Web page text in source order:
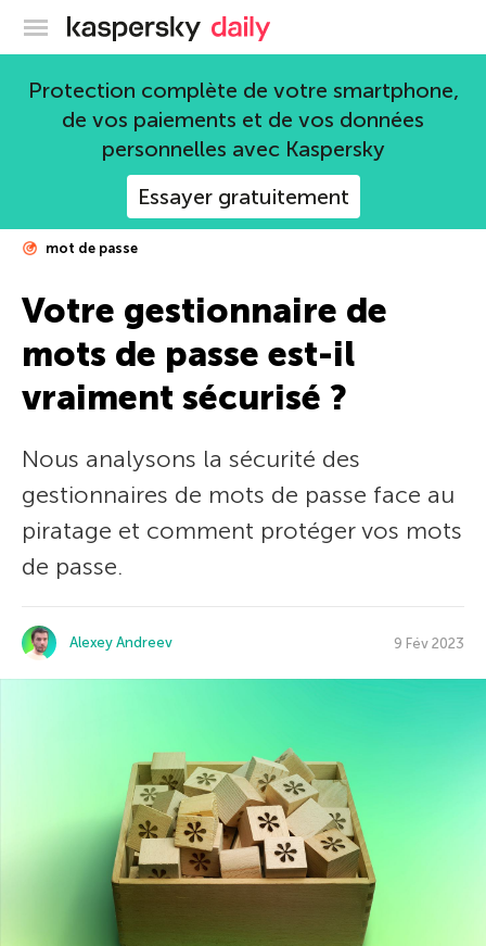
Blog officiel de Kaspersky
Protection complète de votre smartphone,
de vos paiements et de vos données
personnelles avec Kaspersky
Essayer gratuitement
mot de passe
Votre gestionnaire de
mots de passe est-il
vraiment sécurisé ?
Nous analysons la sécurité des
gestionnaires de mots de passe face au
piratage et comment protéger vos mots
de passe.
Alexey Andreev 9 Fév 2023